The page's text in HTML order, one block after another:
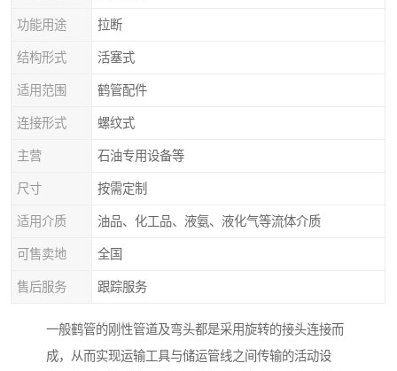
功能用途 拉断
结构形式 活塞式
适用范围 鹤管配件
连接形式 螺纹式
主营 石油专用设备等
尺寸 按需定制
适用介质 油品、化工品、液氨、液化气等流体介质
可售卖地 全国
售后服务 跟踪服务
一般鹤管的刚性管道及弯头都是采用旋转的接头连接而
成，从而实现运输工具与储运管线之间传输的活动设